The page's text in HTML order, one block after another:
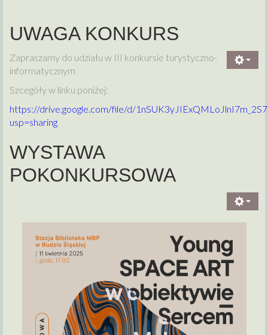
UWAGA KONKURS
Zapraszamy do udziału w III konkursie turystyczno-
informatycznym
Szcegóły w linku poniżej:
https://drive.google.com/file/d/
usp=sharing
WYSTAWA
POKONKURSOWA